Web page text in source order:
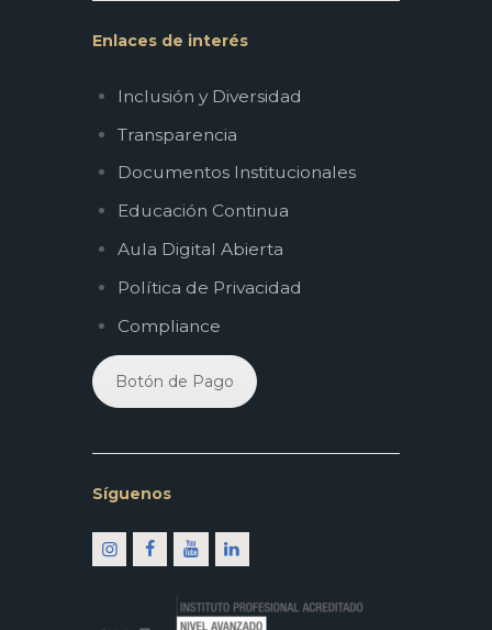
Enlaces de interés
Inclusión y Diversidad
Transparencia
Documentos Institucionales
Educación Continua
Aula Digital Abierta
Política de Privacidad
Compliance
Botón de Pago
Síguenos